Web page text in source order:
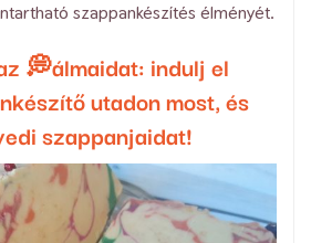
szappankészítés élményét.
💭álmaidat: indulj el
utadon most, és
szappanjaidat!